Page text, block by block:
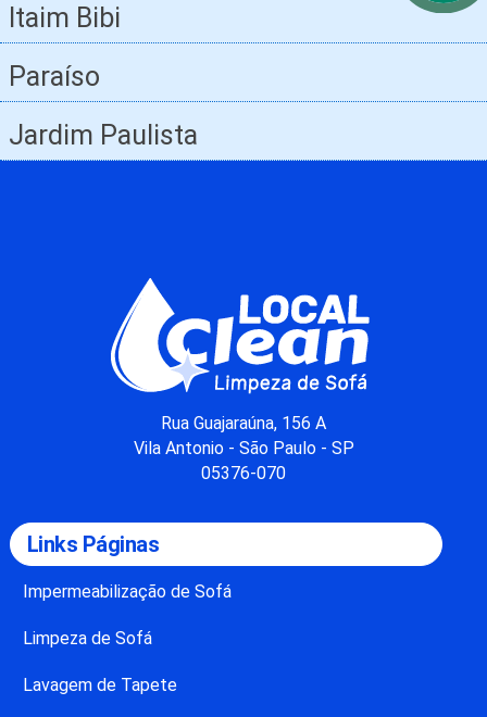
Itaim Bibi
Paraíso
Jardim Paulista
Rua Guajaraúna, 156 A
Vila Antonio - São Paulo - SP
05376-070
Links Páginas
Impermeabilização de Sofá
Limpeza de Sofá
Lavagem de Tapete